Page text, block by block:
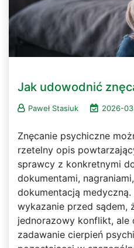
Jak udowodnić
Paweł Stasiuk 2026-
Znęcanie psychiczne
rzetelny opis
sprawcy z konkretnymi
dokumentami,
dokumentacją
wykazanie przed sądem,
jednorazowy konflikt, ale
zadawanie cierpień